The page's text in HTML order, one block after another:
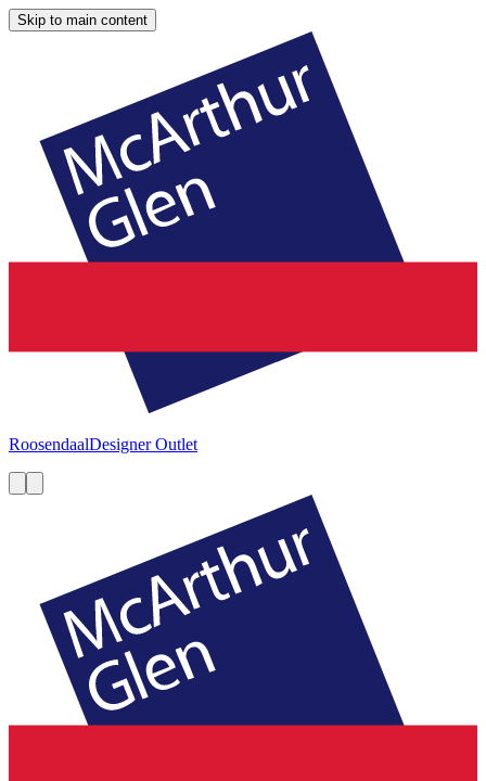
Skip to main content
RoosendaalDesigner Outlet